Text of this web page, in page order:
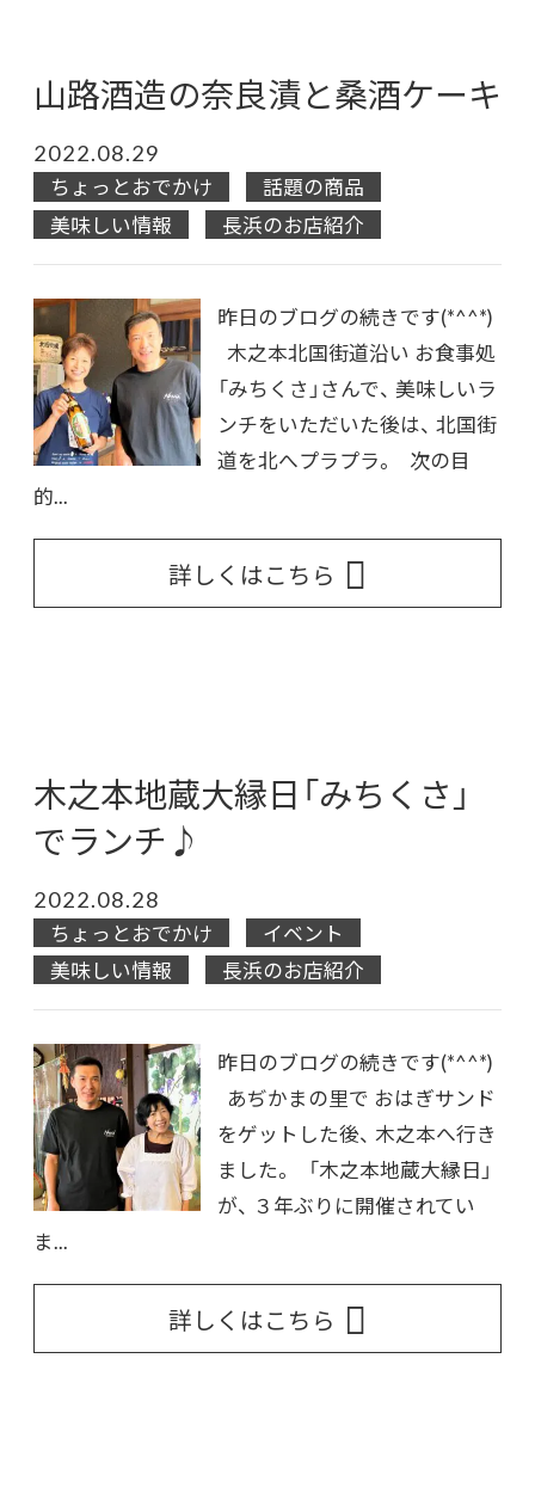
山路酒造の奈良漬と桑酒ケーキ
2022.08.29
ちょっとおでかけ
話題の商品
美味しい情報
長浜のお店紹介
昨日のブログの続きです(*^^*)
木之本北国街道沿い お食事処
「みちくさ」さんで、 美味しいラ
ンチをいただいた後は、 北国街
道を北へプラプラ。 次の目
的...
詳しくはこちら
木之本地蔵大縁日「みちくさ」
でランチ♪
2022.08.28
ちょっとおでかけ
イベント
美味しい情報
長浜のお店紹介
昨日のブログの続きです(*^^*)
あぢかまの里で おはぎサンド
をゲットした後、 木之本へ行き
ました。 「木之本地蔵大縁日」
が、 ３年ぶりに開催されてい
ま...
詳しくはこちら